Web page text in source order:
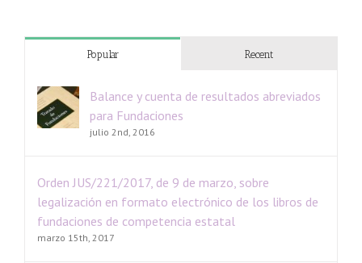
Popular Recent
Balance y cuenta de resultados abreviados
para Fundaciones
julio 2nd, 2016
Orden JUS/221/2017, de 9 de marzo, sobre
legalización en formato electrónico de los libros de
fundaciones de competencia estatal
marzo 15th, 2017